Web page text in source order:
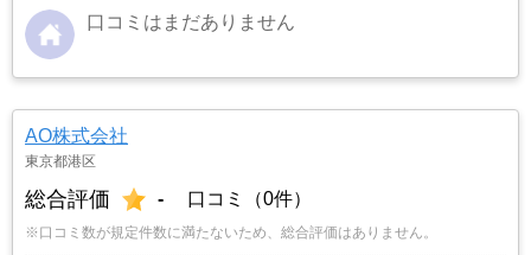
口コミはまだありません
AO株式会社
東京都港区
総合評価 - 口コミ（0件）
※口コミ数が規定件数に満たないため、総合評価はありません。